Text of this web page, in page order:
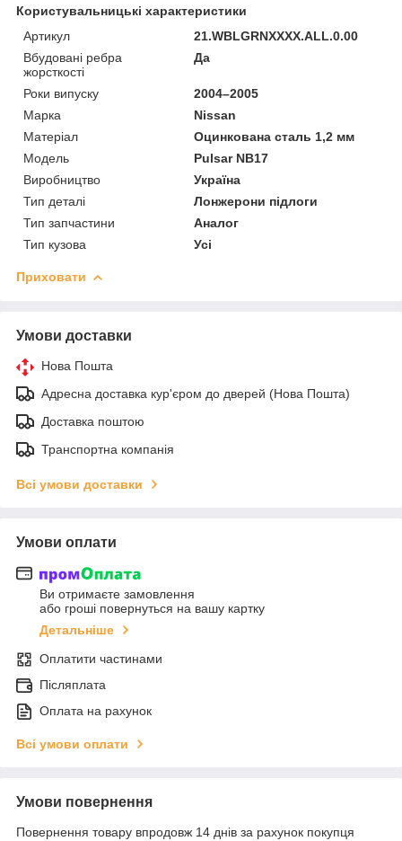
Користувальницькі характеристики
Артикул
21.WBLGRNXXXX.ALL.0.00
Вбудовані ребра
жорсткості
Да
Роки випуску
2004–2005
Марка
Nissan
Матеріал
Оцинкована сталь 1,2 мм
Мoдель
Pulsar NB17
Виробництво
Україна
Тип деталі
Лонжерони підлоги
Тип запчастини
Аналог
Тип кузова
Усі
Приховати
Умови доставки
Нова Пошта
Адресна доставка кур'єром до дверей (Нова Пошта)
Доставка поштою
Транспортна компанія
Всі умови доставки
Умови оплати
Ви отримаєте замовлення
або гроші повернуться на вашу картку
Детальніше
Оплатити частинами
Післяплата
Оплата на рахунок
Всі умови оплати
Умови повернення
Повернення товару впродовж 14 днів за рахунок покупця